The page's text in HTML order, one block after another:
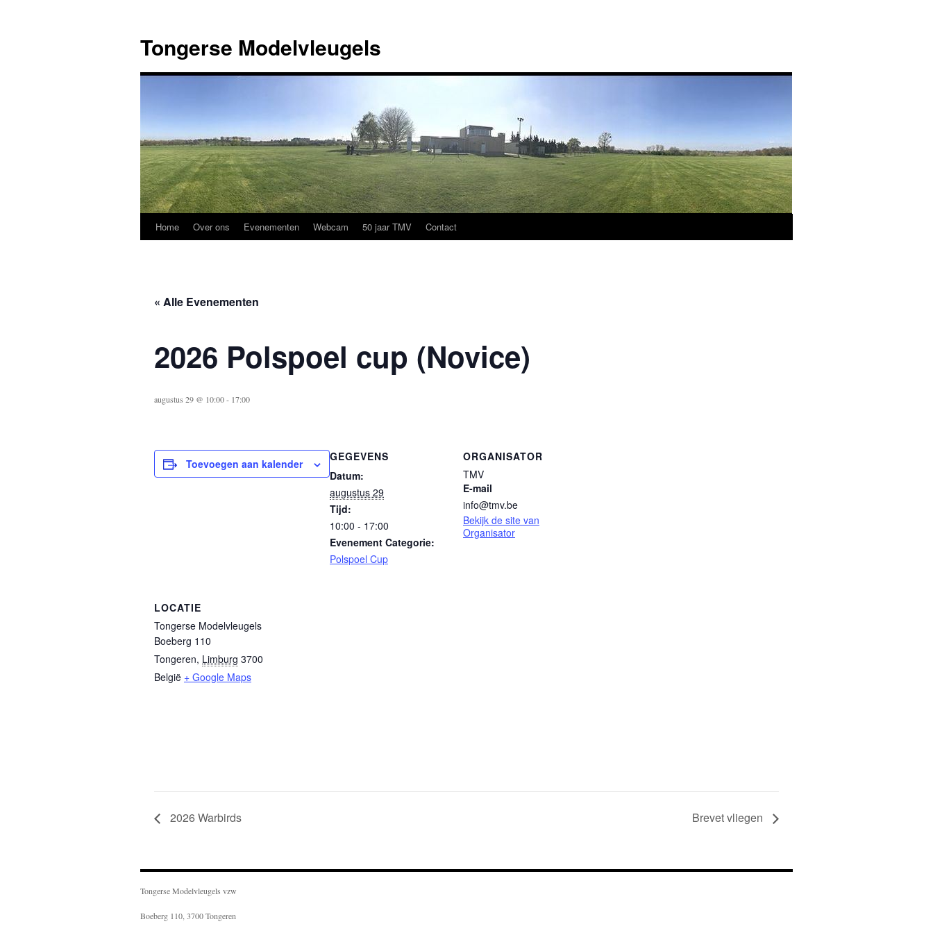
de
inhoud
Tongerse Modelvleugels
Home Over ons Evenementen Webcam 50 jaar TMV Contact
« Alle Evenementen
2026 Polspoel cup (Novice)
augustus 29 @ 10:00- 17:00
Toevoegen aan kalender
GEGEVENS
Datum:
augustus 29
Tijd:
10:00 - 17:00
Evenement Categorie:
Polspoel Cup
ORGANISATOR
TMV
E-mail
info@tmv.be
Bekijk de site van
Organisator
LOCATIE
Tongerse Modelvleugels
Boeberg 110
Tongeren, Limburg 3700
België + Google Maps
2026 Warbirds Brevet vliegen
Tongerse Modelvleugels vzw
Boeberg 110, 3700 Tongeren